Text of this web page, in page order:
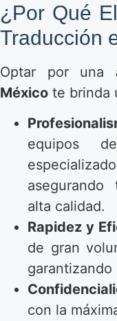
¿Por Qué
Traducción
Optar por una
México te brinda
equipos
alta calidad.
Rapidez y
de gran
garantizando
con la